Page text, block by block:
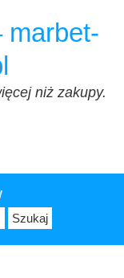
marbet-
niż zakupy.